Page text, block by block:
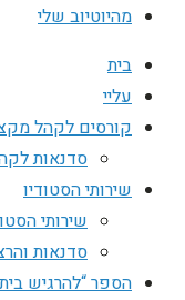
מהיוטיוב שלי
בית
עליי
קורסים לקהל
סדנאות
שירותי הסטודיו
שירותי
סדנאות
הספר “להרגיש